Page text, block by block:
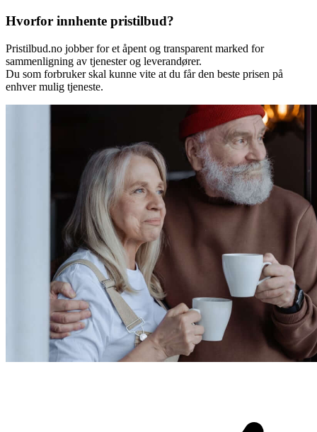
Hvorfor innhente pristilbud?
Pristilbud.no jobber for et åpent og transparent marked for
sammenligning av tjenester og leverandører.
Du som forbruker skal kunne vite at du får den beste prisen på
enhver mulig tjeneste.